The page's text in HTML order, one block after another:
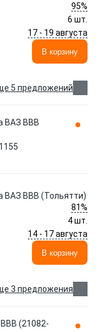
95%
6 шт.
17 - 19 августа
В корзину
5 предложений
ВАЗ ВВВ
ВАЗ ВВВ (Тольятти)
81%
4 шт.
14 - 17 августа
В корзину
3 предложения
(21082-